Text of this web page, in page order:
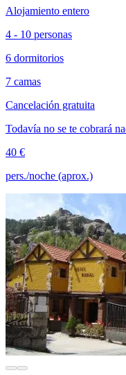
Alojamiento entero
4 - 10 personas
6 dormitorios
7 camas
Cancelación gratuita
Todavía no se te cobrará
40 €
pers./noche (aprox.)